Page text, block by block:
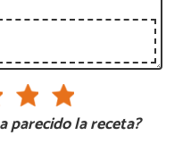
parecido la receta?